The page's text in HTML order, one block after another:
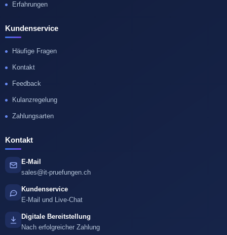
Erfahrungen
Kundenservice
Häufige Fragen
Kontakt
Feedback
Kulanzregelung
Zahlungsarten
Kontakt
E-Mail
sales@it-pruefungen.ch
Kundenservice
E-Mail und Live-Chat
Digitale Bereitstellung
Nach erfolgreicher Zahlung